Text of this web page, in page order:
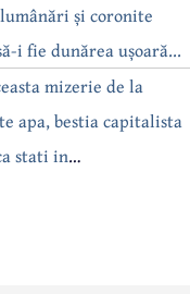
si pe Izabel Mitrea
și coronite
i fie dunărea ușoară...
mizerie de la
apa, bestia capitalista
stati in